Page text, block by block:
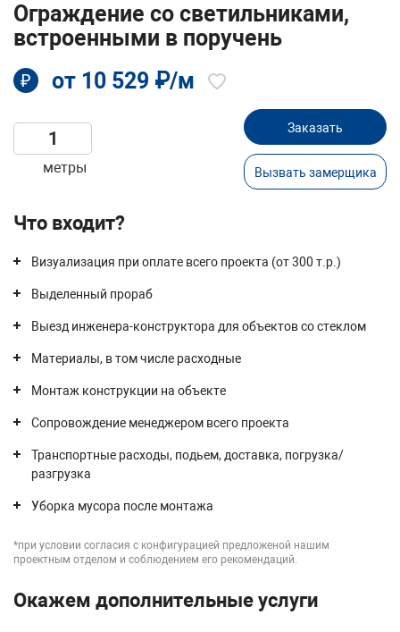
Ограждение со светильниками,
встроенными в поручень
₽ от 10 529 ₽/м
метры
Заказать
Вызвать замерщика
Что входит?
Визуализация при оплате всего проекта (от 300 т.р.)
Выделенный прораб
Выезд инженера-конструктора для объектов со стеклом
Материалы, в том числе расходные
Монтаж конструкции на объекте
Сопровождение менеджером всего проекта
Транспортные расходы, подьем, доставка, погрузка/
разгрузка
Уборка мусора после монтажа
*при условии согласия с конфигурацией предложеной нашим
проектным отделом и соблюдением его рекомендаций.
Окажем дополнительные услуги